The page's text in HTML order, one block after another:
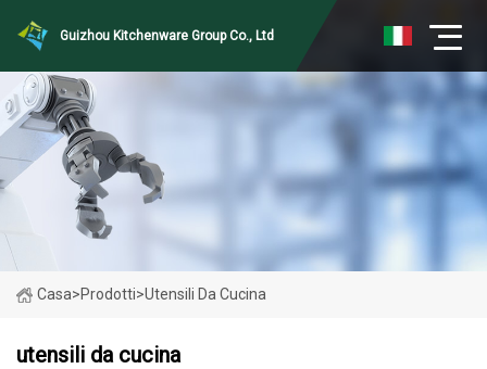
Guizhou Kitchenware Group Co., Ltd
Casa>Prodotti>Utensili Da Cucina
utensili da cucina